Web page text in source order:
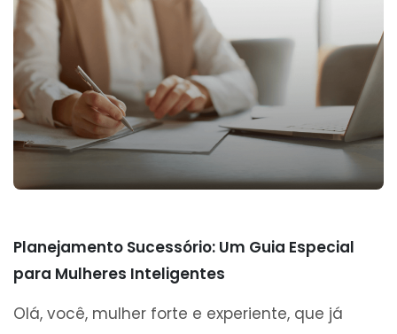
Planejamento Sucessório: Um Guia Especial
para Mulheres Inteligentes
Olá, você, mulher forte e experiente, que já